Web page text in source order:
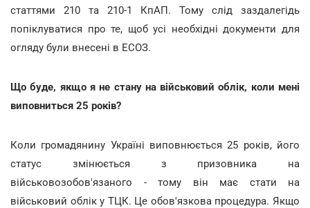
статтями 210 та 210-1 КпАП. Тому слід заздалегідь
попіклуватися про те, щоб усі необхідні документи для
огляду були внесені в ЕСОЗ.
Що буде, якщо я не стану на військовий облік, коли мені
виповниться 25 років?
Коли громадянину Україні виповнюється 25 років, його
статус змінюється з призовника на
військовозобов'язаного - тому він має стати на
військовий облік у ТЦК. Це обов'язкова процедура. Якщо